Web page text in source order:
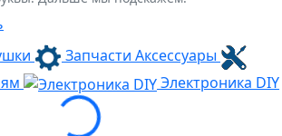
Запчасти Аксессуары
Электроника DIY
Loading...